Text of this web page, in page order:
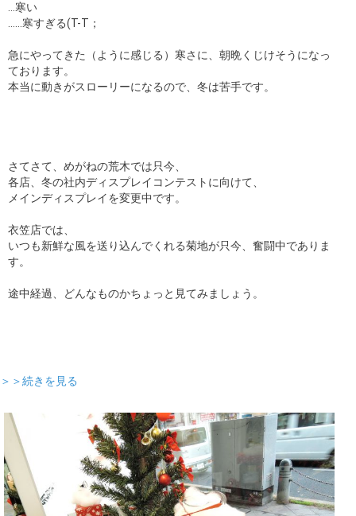
…寒い
……寒すぎる(T-T；
急にやってきた（ように感じる）寒さに、朝晩くじけそうになっ
ております。
本当に動きがスローリーになるので、冬は苦手です。
さてさて、めがねの荒木では只今、
各店、冬の社内ディスプレイコンテストに向けて、
メインディスプレイを変更中です。
衣笠店では、
いつも新鮮な風を送り込んでくれる菊地が只今、奮闘中でありま
す。
途中経過、どんなものかちょっと見てみましょう。
＞＞続きを見る